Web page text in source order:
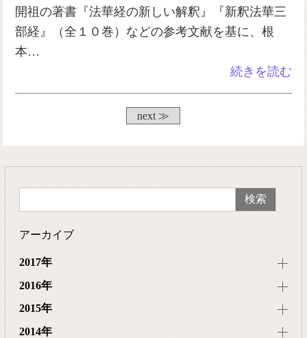
開祖の著書『法華経の新しい解釈』『新釈法華三
部経』（全１０巻）などの参考文献を基に、根
本…
続きを読む
next ≫
アーカイブ
2017年
2016年
2015年
2014年